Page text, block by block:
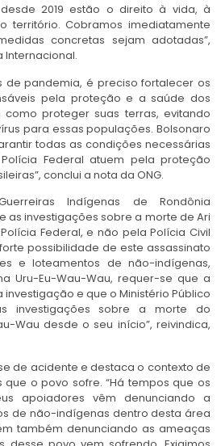
2019 estão o direito à vida, à
território. Cobramos imediatamente
concretas sejam adotadas”,
Internacional.
de pandemia, é preciso fortalecer os
pela proteção e a saúde dos
como proteger suas terras, evitando
para essas populações. Bolsonaro
todas as condições necessárias
Federal atuem pela proteção
conclui a nota da ONG.
Indígenas de Rondônia
as investigações sobre a morte de Ari
Federal, e não pela Polícia Civil
possibilidade de este assassinato
e loteamentos de não-indígenas,
Uru-Eu-Wau-Wau, requer-se que a
investigação e que o Ministério Público
investigações sobre a morte do
Wau desde o seu início”, reivindica,
de acidente e destaca o contexto de
o povo sofre. “Há tempos que os
apoiadores vêm denunciando a
de não-indígenas dentro desta área
também denunciando as ameaças